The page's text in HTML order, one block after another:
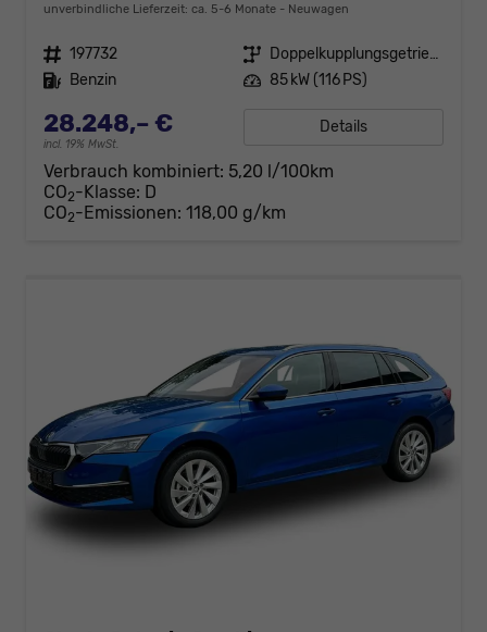
unverbindliche Lieferzeit: ca. 5-6 Monate Neuwagen
Fahrzeugnr. 197732 Getriebe
Doppelkupplungsgetriebe (DSG)
Kraftstoff Benzin Leistung 85 kW (116 PS)
28.248,– €
incl. 19% MwSt.
Details
Verbrauch kombiniert: 5,20 l/100km
CO2-Klasse: D
CO2-Emissionen: 118,00 g/km